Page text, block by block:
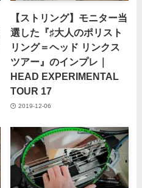
【ストリング】モニター当
選した『♯大人のポリスト
リング＝ヘッド リンクス
ツアー』のインプレ｜
HEAD EXPERIMENTAL
TOUR 17
2019-12-06